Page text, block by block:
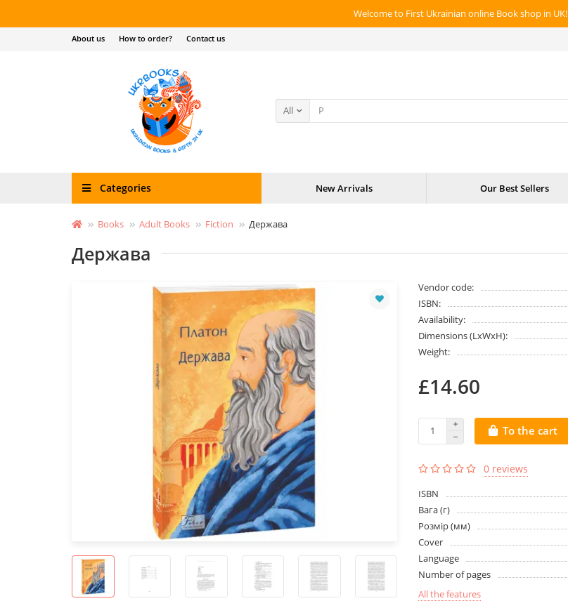
Welcome to First Ukrainian online Book shop in UK!
About us How to order? Contact us
All
Categories New Arrivals Our Best Sellers
Books Adult Books Fiction Держава
Держава
Vendor code:
ISBN:
Availability:
Dimensions (LxWxH):
Weight:
£14.60
To the cart
0 reviews
ISBN
Вага (г)
Розмір (мм)
Cover
Language
Number of pages
All the features